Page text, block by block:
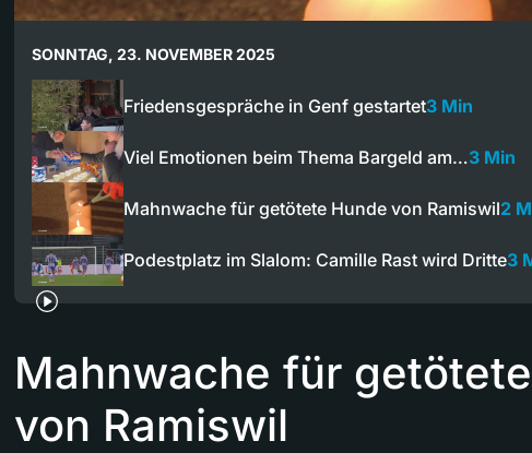
SONNTAG, 23. NOVEMBER 2025
Friedensgespräche in Genf gestartet3 Min
Viel Emotionen beim Thema Bargeld am…3 Min
Mahnwache für getötete Hunde von Ramiswil2
Podestplatz im Slalom: Camille Rast wird Dritte3
Mahnwache für
von Ramiswil